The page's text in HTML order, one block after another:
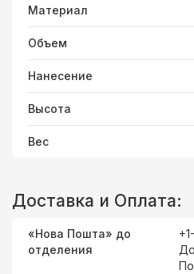
Материал
Объем
Нанесение
Высота
Вес
Доставка и Оплата:
«Нова Пошта» до
отделения